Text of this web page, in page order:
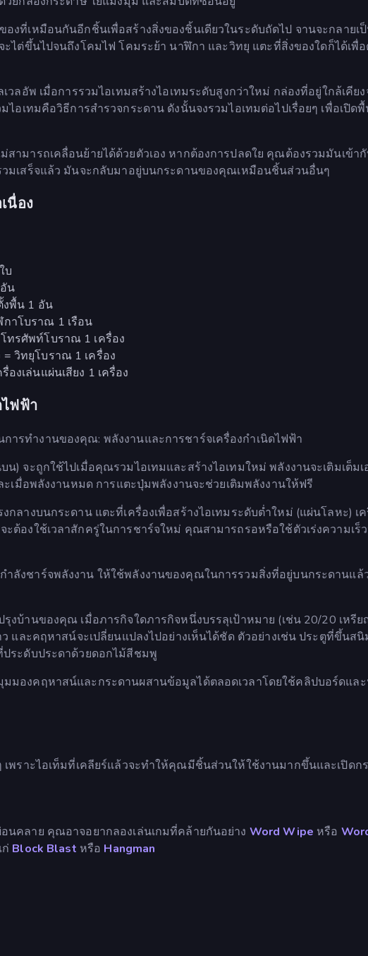
งที่เหมือนกันอีกชิ้นเพื่อสร้างสิ่งของชิ้นเดียวในระดับถัดไป จานจะกลายเ
ะไต่ขึ้นไปจนถึงโคมไฟ โคมระย้า นาฬิกา และวิทยุ แตะที่สิ่งของใดก็ได้เพื่
วลอัพ เมื่อการรวมไอเทมสร้างไอเทมระดับสูงกว่าใหม่ กล่องที่อยู่ใกล้เคีย
ไอเทมคือวิธีการสำรวจกระดาน ดังนั้นจงรวมไอเทมต่อไปเรื่อยๆ เพื่อเปิ
ามารถเคลื่อนย้ายได้ด้วยตัวเอง หากต้องการปลดใย คุณต้องรวมมันเข้า
มเสร็จแล้ว มันจะกลับมาอยู่บนกระดานของคุณเหมือนชิ้นส่วนอื่นๆ
นื่อง
บ
น
งพื้น 1 อัน
าโบราณ 1 เรือน
ทรศัพท์โบราณ 1 เครื่อง
วิทยุโบราณ 1 เครื่อง
องเล่นแผ่นเสียง 1 เครื่อง
ไฟฟ้า
ารทำงานของคุณ: พลังงานและการชาร์จเครื่องกำเนิดไฟฟ้า
จะถูกใช้ไปเมื่อคุณรวมไอเทมและสร้างไอเทมใหม่ พลังงานจะเติมเต็ม
เมื่อพลังงานหมด การแตะปุ่มพลังงานจะช่วยเติมพลังงานให้ฟรี
งกลางบนกระดาน แตะที่เครื่องเพื่อสร้างไอเทมระดับต่ำใหม่ (แผ่นโลหะ) เ
ต้องใช้เวลาสักครู่ในการชาร์จใหม่ คุณสามารถรอหรือใช้ตัวเร่งความเร็
ำลังชาร์จพลังงาน ให้ใช้พลังงานของคุณในการรวมสิ่งที่อยู่บนกระดานแล้
งบ้านของคุณ เมื่อภารกิจใดภารกิจหนึ่งบรรลุเป้าหมาย (เช่น 20/20 เหรีย
และคฤหาสน์จะเปลี่ยนแปลงไปอย่างเห็นได้ชัด ตัวอย่างเช่น ประตูที่ขึ้นส
ประดับประดาด้วยดอกไม้สีชมพู
มองคฤหาสน์และกระดานผสานข้อมูลได้ตลอดเวลาโดยใช้คลิปบอร์ดแล
เพราะไอเท็มที่เคลียร์แล้วจะทำให้คุณมีชิ้นส่วนให้ใช้งานมากขึ้นและเปิดก
นคลาย คุณอาจอยากลองเล่นเกมที่คล้ายกันอย่าง Word Wipe หรือ
Block Blast หรือ Hangman